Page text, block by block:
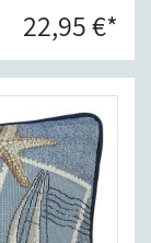
22,95 €*